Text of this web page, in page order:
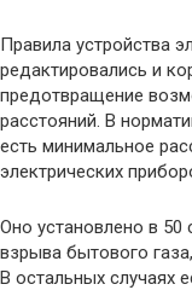
Правила устройства
редактировались и
предотвращение
расстояний. В
есть минимальное
электрических
Оно установлено в
взрыва бытового
В остальных случаях